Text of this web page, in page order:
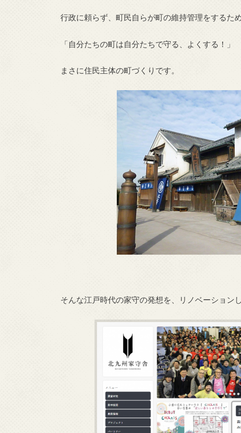
行政に頼らず、町民自らが町の維持管理をするた
「自分たちの町は自分たちで守る、よくする！」
まさに住民主体の町づくりです。
そんな江戸時代の家守の発想を、リノベーション